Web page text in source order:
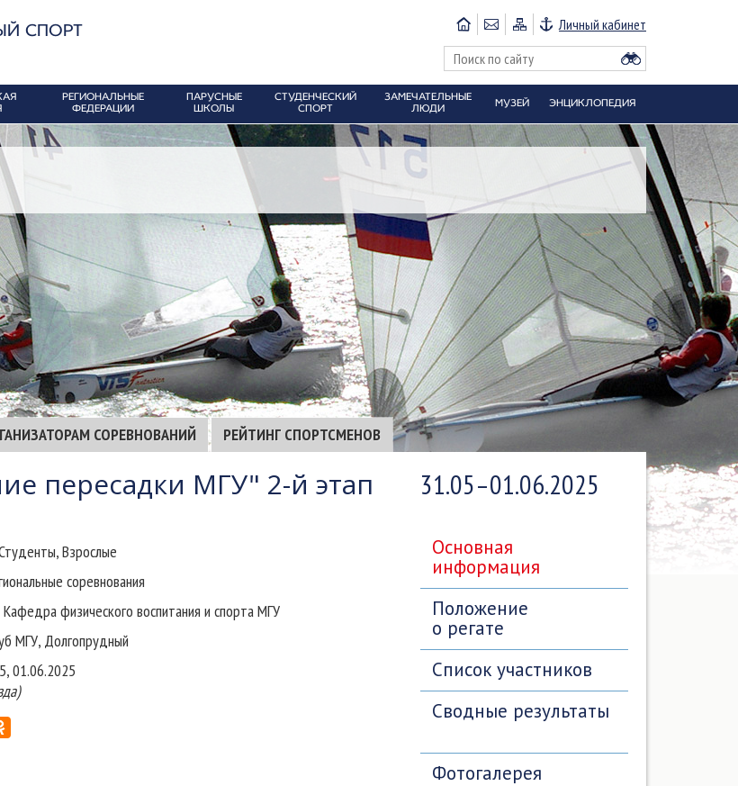
СПОРТ
Личный кабинет
РЕГИОНАЛЬНЫЕ
ФЕДЕРАЦИИ
ПАРУСНЫЕ
ШКОЛЫ
СТУДЕНЧЕСКИЙ
СПОРТ
ЗАМЕЧАТЕЛЬНЫЕ
ЛЮДИ
МУЗЕЙ ЭНЦИКЛОПЕДИЯ
СОРЕВНОВАНИЙ РЕЙТИНГ СПОРТСМЕНОВ
пересадки МГУ" 2-й этап
Взрослые
соревнования
Кафедра физического воспитания и спорта МГУ
МГУ, Долгопрудный
01.06.2025
31.05–01.06.2025
Основная
информация
Положение
о регате
Список участников
Сводные результаты
Фотогалерея